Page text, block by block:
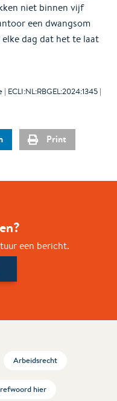
niet binnen vijf
een dwangsom
dag dat het te laat
ECLI:NL:RBGEL:2024:1345 |
Print
een bericht.
Arbeidsrecht
hier